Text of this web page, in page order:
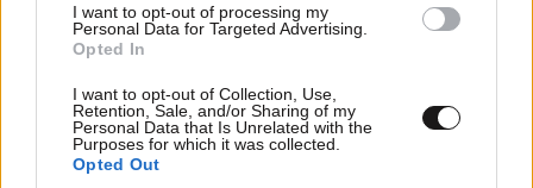
I want to opt-out of processing my
Personal Data for Targeted Advertising.
Opted In
I want to opt-out of Collection, Use,
Retention, Sale, and/or Sharing of my
Personal Data that Is Unrelated with the
Purposes for which it was collected.
Opted Out